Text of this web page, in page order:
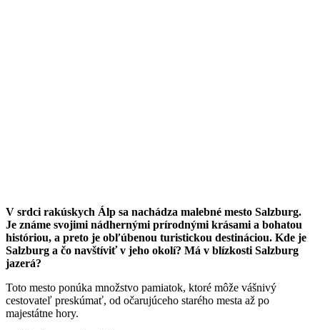
V srdci rakúskych Álp sa nachádza malebné mesto Salzburg.
Je známe svojimi nádhernými prírodnými krásami a bohatou
históriou, a preto je obľúbenou turistickou destináciou. Kde je
Salzburg a čo navštíviť v jeho okolí? Má v blízkosti Salzburg
jazerá?
Toto mesto ponúka množstvo pamiatok, ktoré môže vášnivý
cestovateľ preskúmať, od očarujúceho starého mesta až po
majestátne hory.